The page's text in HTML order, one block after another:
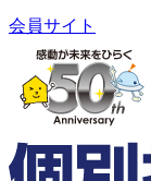
会員サイト